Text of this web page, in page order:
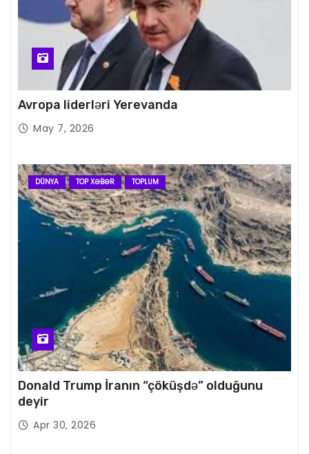
Avropa liderləri Yerevanda
May 7, 2026
DÜNYA TOP XƏBƏR TOPLUM
Donald Trump İranın “çöküşdə” olduğunu
deyir
Apr 30, 2026